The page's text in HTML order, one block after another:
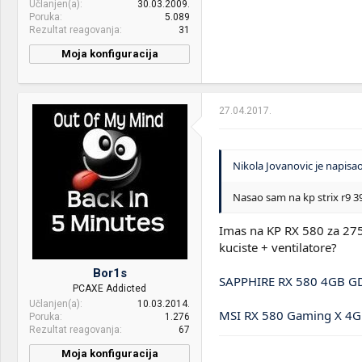
Mice &
keyboard:
Cooler Master Masterkeys
Učlanjen(a)
30.03.2009.
Poruka
5.089
Rezultat reagovanja
31
Moja konfiguracija
Name:
CPU & cooler:
Intel Core i7 5820K feat NiC
L32
Motherboard: ASRock X99 WS
RAM:
4x8GB DDR4 2666MHz
Kingston HyperX Fury
VGA & cooler: Sapphire Pulse 580 4GB
HDD:
Seagate 3TB, WD Red 3TB,
Samsung F3 1TB, Samsung
850 EVO 500GB, HP EX900
Bor1s
PCAXE Addicted
Učlanjen(a)
10.03.2014.
Poruka
1.276
Rezultat reagovanja
67
Moja konfiguracija
27.04.2017.
Nikola Jovanovic je
Nasao sam na kp strix r9
Imas na KP RX 580 za
kuciste + ventilatore?
SAPPHIRE RX 580 4GB
MSI RX 580 Gaming X 4G